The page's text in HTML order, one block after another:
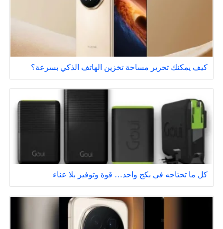
كيف يمكنك تحرير مساحة تخزين الهاتف الذكي بسرعة؟
كل ما تحتاجه في بكج واحد… قوة وتوفير بلا عناء